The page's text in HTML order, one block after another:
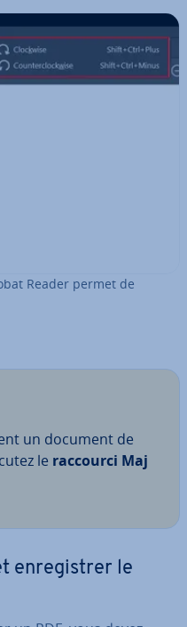
Reader permet de
un document de
le raccourci Maj
en­re­gis­trer le